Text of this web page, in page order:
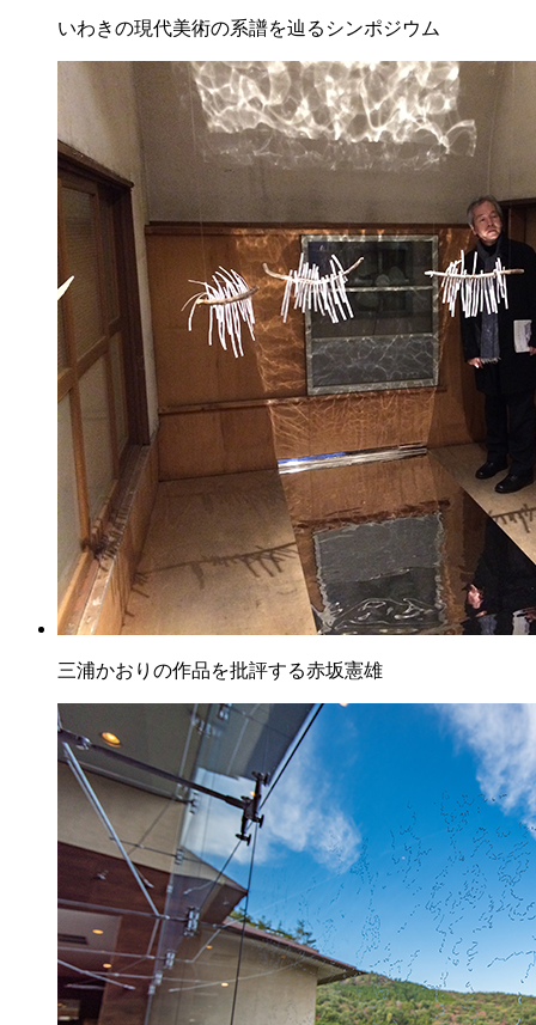
いわきの現代美術の系譜を辿るシンポジウム
三浦かおりの作品を批評する赤坂憲雄